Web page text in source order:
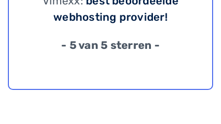
webhosting provider!
- 5 van 5 sterren -